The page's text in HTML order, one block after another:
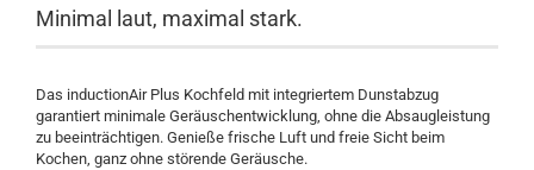
Minimal laut, maximal stark.
Das inductionAir Plus Kochfeld mit integriertem Dunstabzug
garantiert minimale Geräuschentwicklung, ohne die Absaugleistung
zu beeinträchtigen. Genieße frische Luft und freie Sicht beim
Kochen, ganz ohne störende Geräusche.